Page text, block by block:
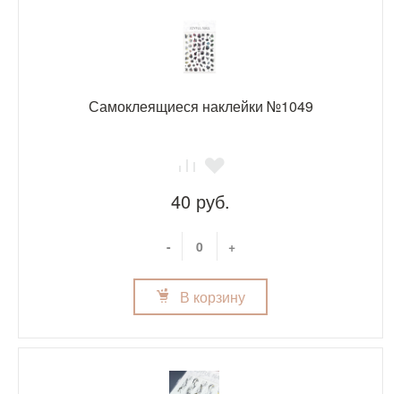
Самоклеящиеся наклейки №1049
40 руб.
- +
В корзину